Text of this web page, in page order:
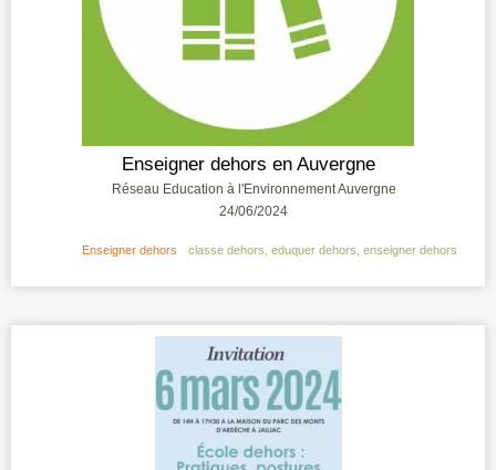
Enseigner dehors en Auvergne
Réseau Education à l'Environnement Auvergne
24/06/2024
Enseigner dehors classe dehors eduquer dehors enseigner dehors